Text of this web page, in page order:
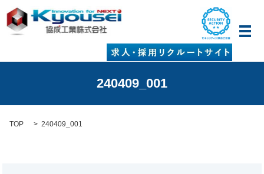
メ
240409_001
TOP 240409_001